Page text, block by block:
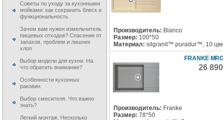
Производитель: Blanco
Размер: 100*50
Материал: silgranit™ puradur™, 10
FRANKE
26
Производитель: Franke
Размер: 78*50
Советы по уходу за кухонными
мойками: как сохранить блеск и
функциональность
Зачем вам нужен измельчитель
пищевых отходов? Спасение от
запахов, проблем и лишних
хлоп
Выбор модели для кухни. На
что обратить внимание?
Особенности кухонных
раковин.
Выбор смесителя. Что важно
знать?
Легкий монтаж. Несколько